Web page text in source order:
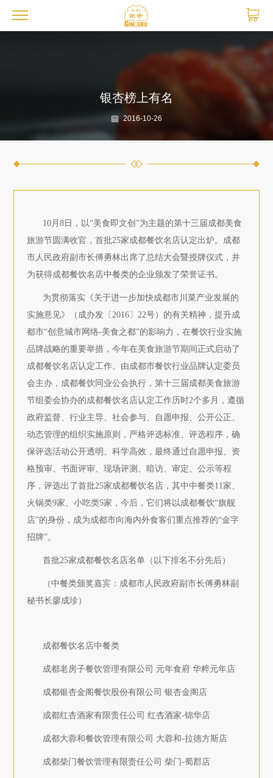
银杏榜上有名
2016-10-26
10月8日，以“美食即文创”为主题的第十三届成都美食
旅游节圆满收官，首批25家成都餐饮名店认定出炉。成都
市人民政府副市长傅勇林出席了总结大会暨授牌仪式，并
为获得成都餐饮名店中餐类的企业颁发了荣誉证书。
为贯彻落实《关于进一步加快成都市川菜产业发展的
实施意见》（成办发〔2016〕22号）的有关精神，提升成
都市“创意城市网络-美食之都”的影响力，在餐饮行业实施
品牌战略的重要举措，今年在美食旅游节期间正式启动了
成都餐饮名店认定工作。由成都市餐饮行业品牌认定委员
会主办，成都餐饮同业公会执行，第十三届成都美食旅游
节组委会协办的成都餐饮名店认定工作历时2个多月，遵循
政府监督、行业主导、社会参与、自愿申报、公开公正、
动态管理的组织实施原则，严格评选标准、评选程序，确
保评选活动公开透明、科学高效，最终通过自愿申报、资
格预审、书面评审、现场评测、暗访、审定、公示等程
序，评选出了首批25家成都餐饮名店，其中中餐类11家、
火锅类9家、小吃类5家，今后，它们将以成都餐饮“旗舰
店”的身份，成为成都市向海内外食客们重点推荐的“金字
招牌”。
首批25家成都餐饮名店名单（以下排名不分先后）
（中餐类颁奖嘉宾：成都市人民政府副市长傅勇林副
秘书长廖成珍）
成都餐饮名店中餐类
成都老房子餐饮管理有限公司 元年食府 华粹元年店
成都银杏金阁餐饮股份有限公司 银杏金阁店
成都红杏酒家有限责任公司 红杏酒家-锦华店
成都大蓉和餐饮管理有限公司 大蓉和-拉德方斯店
成都柴门餐饮管理有限责任公司 柴门-蜀郡店